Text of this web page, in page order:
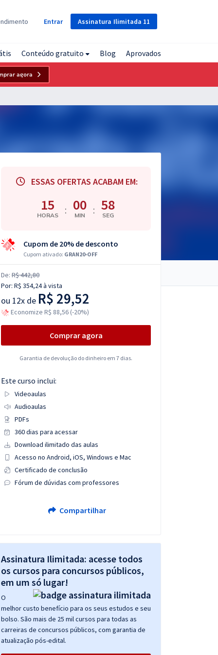
Assinatura Ilimitada 11
Entrar
Conteúdo gratuito Blog Aprovados
agora
ESSAS OFERTAS ACABAM EM:
15
HORAS : 00
MIN : 57
SEG
Cupom de 20% de desconto
Cupom ativado: GRAN20-OFF
De: R$ 442,80
Por: R$ 354,24à vista
ou 12x de R$ 29,52
Economize R$ 88,56 (-20%)
Comprar agora
Garantia de devolução do dinheiro em 7 dias.
Este curso inclui:
Videoaulas
Audioaulas
PDFs
360 dias para acessar
Download ilimitado das aulas
Acesso no Android, iOS, Windows e Mac
Certificado de conclusão
Fórum de dúvidas com professores
Compartilhar
Assinatura Ilimitada: acesse todos
os cursos para concursos públicos,
em um só lugar!
O
melhor custo benefício para os seus estudos e seu
bolso. São mais de 25 mil cursos para todas as
carreiras de concursos públicos, com garantia de
atualização pós-edital.